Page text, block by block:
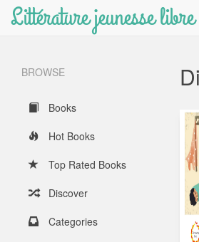
Littérature jeunesse libre
BROWSE
Books
Hot Books
Top Rated Books
Discover
Categories